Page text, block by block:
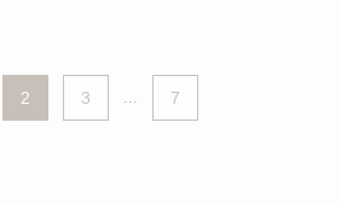
2 3 7